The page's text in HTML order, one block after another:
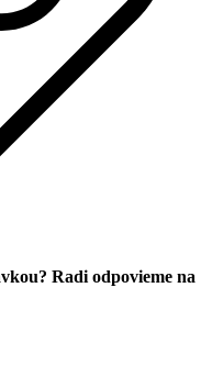
Radi odpovieme na